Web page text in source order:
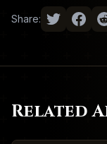
Share:
Related